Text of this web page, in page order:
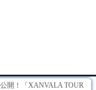
開！「XANVALA TOUR